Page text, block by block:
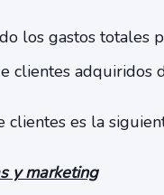
los gastos totales
clientes adquiridos
clientes es la
y marketing